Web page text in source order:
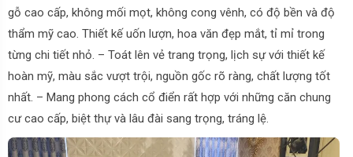
gỗ cao cấp, không mối mọt, không cong vênh, có độ bền và độ
thẩm mỹ cao. Thiết kế uốn lượn, hoa văn đẹp mắt, tỉ mỉ trong
từng chi tiết nhỏ. – Toát lên vẻ trang trọng, lịch sự với thiết kế
hoàn mỹ, màu sắc vượt trội, nguồn gốc rõ ràng, chất lượng tốt
nhất. – Mang phong cách cổ điển rất hợp với những căn chung
cư cao cấp, biệt thự và lâu đài sang trọng, tráng lệ.